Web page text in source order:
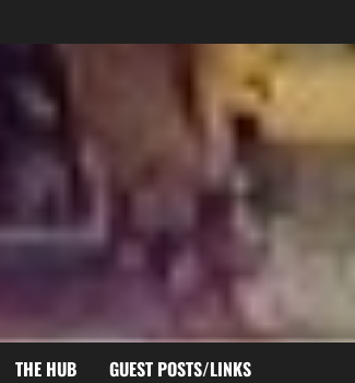
THE HUB GUEST POSTS/LINKS